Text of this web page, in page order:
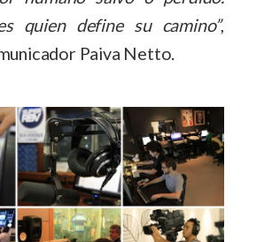
quien define su camino”,
Paiva Netto.